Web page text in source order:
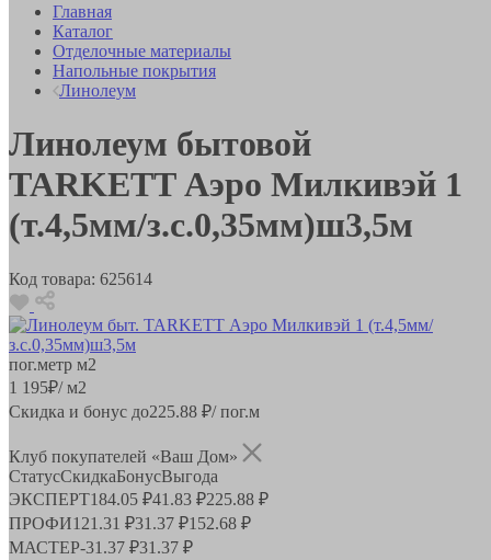
Главная
Каталог
Отделочные материалы
Напольные покрытия
Линолеум
Линолеум бытовой
TARKETT Аэро Милкивэй 1
(т.4,5мм/з.с.0,35мм)ш3,5м
Код товара: 625614
пог.метр м2
1 195₽/ м2
Скидка и бонус до225.88 ₽/ пог.м
Клуб покупателей «Ваш Дом»
СтатусСкидкаБонусВыгода
ЭКСПЕРТ184.05 ₽41.83 ₽225.88 ₽
ПРОФИ121.31 ₽31.37 ₽152.68 ₽
МАСТЕР-31.37 ₽31.37 ₽